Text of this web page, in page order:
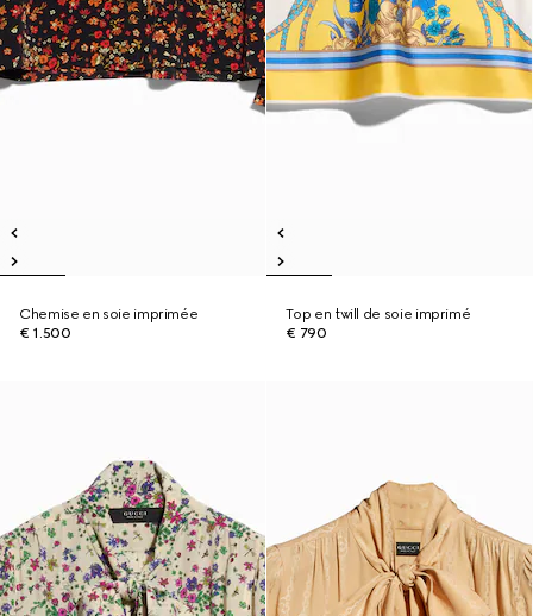
Chemise en soie imprimée
€ 1.500
Top en twill de soie imprimé
€ 790